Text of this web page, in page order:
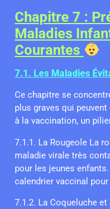
Chapitre 7 :
Maladies
Courantes
7.1. Les Maladies
Ce chapitre se
plus graves qui
à la vaccination, un
7.1.1. La Rougeole La
maladie virale très
pour les jeunes
calendrier vaccinal
7.1.2. La Coqueluche